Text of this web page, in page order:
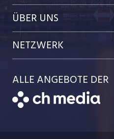
Kanton Nidwalden
Kanton Obwalden
Kanton Schwyz
Festanstellungen
Kundenlogin
Einzelinserat disponieren
Schnittstelle
Bewerber-Cockpit
Job-News
Job-Tipps
Job-Storys
Job-Coach
Bewerbung
ÜBER UNS
Portrait
Jobs bei der CH Media
NETZWERK
CH Media
ALLE ANGEBOTE DER